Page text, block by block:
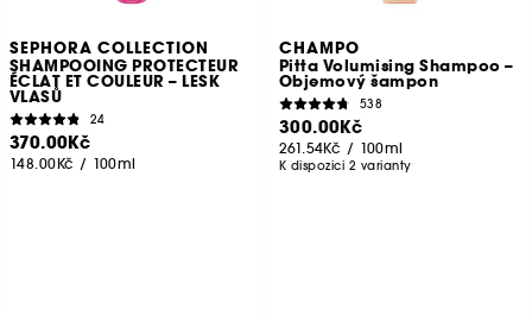
SEPHORA COLLECTION
SHAMPOOING PROTECTEUR
ÉCLAT ET COULEUR – LESK
VLASŮ
24
370.00Kč
148.00Kč / 100ml
CHAMPO
Pitta Volumising Shampoo –
Objemový šampon
538
300.00Kč
261.54Kč / 100ml
K dispozici 2 varianty